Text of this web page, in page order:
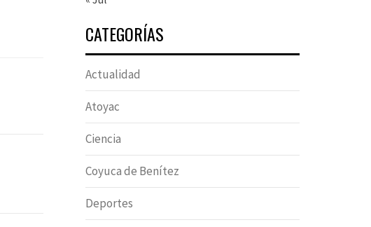
CATEGORÍAS
Actualidad
Atoyac
Ciencia
Coyuca de Benítez
Deportes